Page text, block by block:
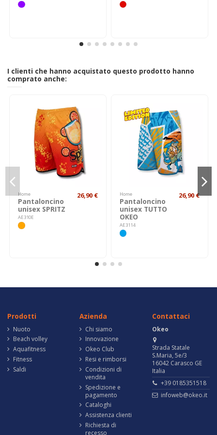
I clienti che hanno acquistato questo prodotto hanno
comprato anche:
Home
Pantaloncino
unisex SPRITZ
AE310E
26,90 € Home
Pantaloncino
unisex TUTTO
OKEO
AE3114
26,90 €
Prodotti
Nuoto
Beach volley
Aquafitness
Fitness
Saldi
Azienda
Chi siamo
Innovazione
Okeo Club
Resi e rimborsi
Condizioni di
vendita
Spedizione e
pagamento
Cataloghi
Assistenza clienti
Richiesta di
recesso
Contattaci
Okeo
Strada Statale
S.Maria, 5e/3
16042 Carasco GE
Italia
+39 0185351518
infoweb@okeo.it